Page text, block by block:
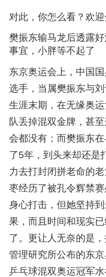
对此，你怎么看？欢迎
樊振东输马龙后透露
事宜，小胖等不起了
东京奥运会上，中国
选手，当属樊振东与
生涯末期，在无缘奥
队丢掉混双金牌，甚
会都没有；而樊振东
了5年，到头来却还是
力去打封闭拼老命的
枣经历了被孔令辉禁
身心打击，但她坚持
果，而且时间和现实
了。更让人无奈的是
管理研究所公布的东
乒乓球混双奥运冠军